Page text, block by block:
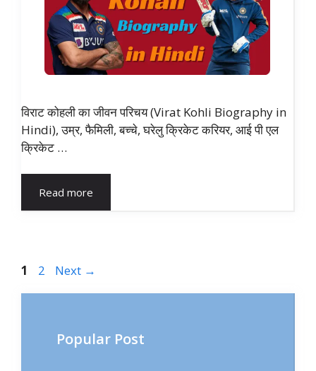
विराट कोहली का जीवन परिचय (Virat Kohli Biography in
Hindi), उम्र, फैमिली, बच्चे, घरेलु क्रिकेट करियर, आई पी एल
क्रिकेट …
Read more
Page
1 Page
2 Next →
Popular Post